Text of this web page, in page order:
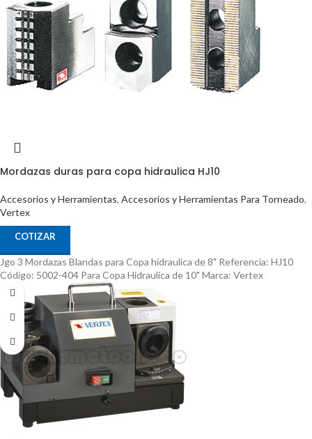
Mordazas duras para copa hidraulica HJ10
Accesorios y Herramientas, Accesorios y Herramientas Para Torneado,
Vertex
COTIZAR
Jgo 3 Mordazas Blandas para Copa hidraulica de 8" Referencia: HJ10
Código: 5002-404 Para Copa Hidraulica de 10" Marca: Vertex